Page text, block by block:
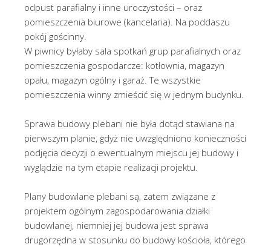
odpust parafialny i inne uroczystości – oraz
pomieszczenia biurowe (kancelaria). Na poddaszu
pokój gościnny.
W piwnicy byłaby sala spotkań grup parafialnych oraz
pomieszczenia gospodarcze: kotłownia, magazyn
opału, magazyn ogólny i garaż. Te wszystkie
pomieszczenia winny zmieścić się w jednym budynku.
Sprawa budowy plebani nie była dotąd stawiana na
pierwszym planie, gdyż nie uwzględniono konieczności
podjęcia decyzji o ewentualnym miejscu jej budowy i
wyglądzie na tym etapie realizacji projektu.
Plany budowlane plebani są, zatem związane z
projektem ogólnym zagospodarowania działki
budowlanej, niemniej jej budowa jest sprawa
drugorzędna w stosunku do budowy kościoła, którego